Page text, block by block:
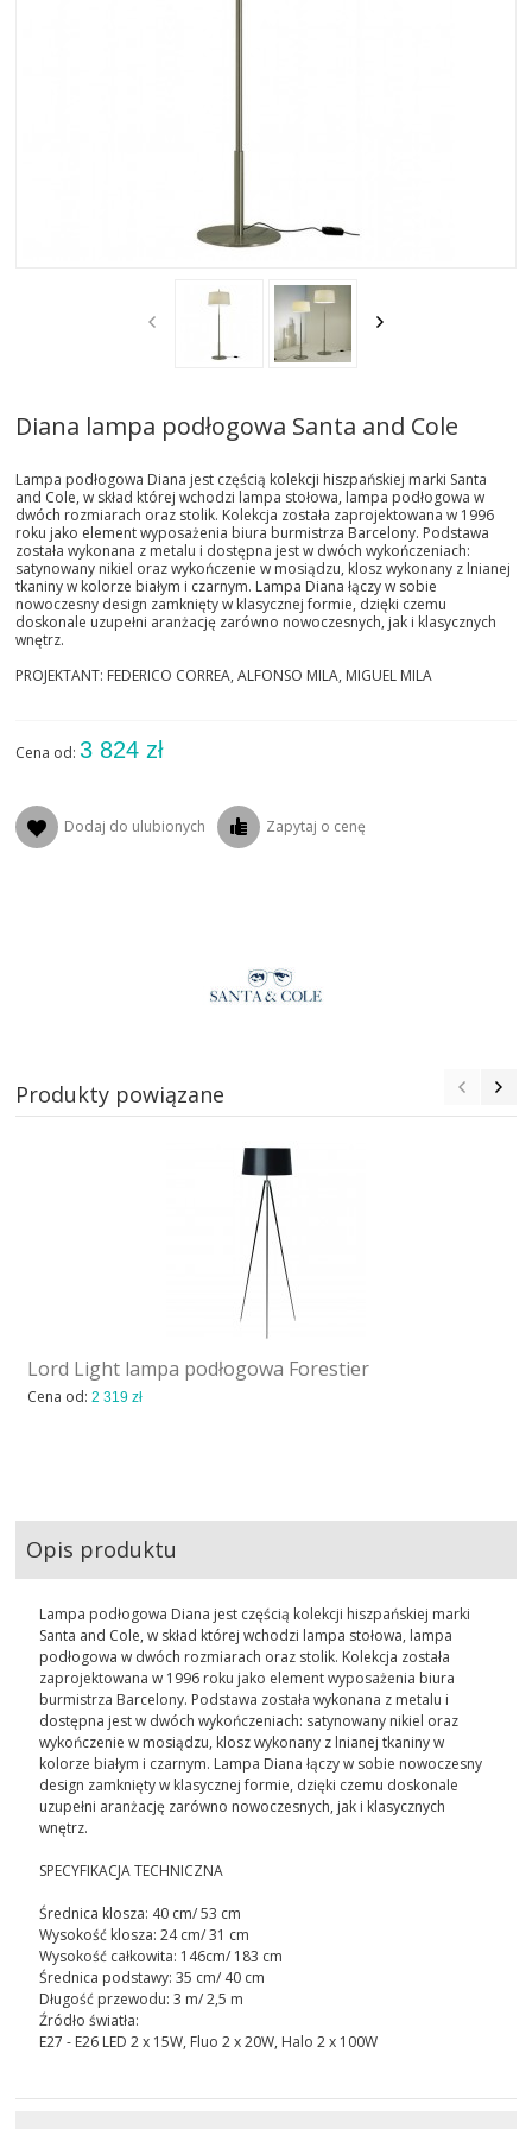
Diana lampa podłogowa Santa and Cole
Lampa podłogowa Diana jest częścią kolekcji hiszpańskiej marki Santa
and Cole, w skład której wchodzi lampa stołowa, lampa podłogowa w
dwóch rozmiarach oraz stolik. Kolekcja została zaprojektowana w 1996
roku jako element wyposażenia biura burmistrza Barcelony. Podstawa
została wykonana z metalu i dostępna jest w dwóch wykończeniach:
satynowany nikiel oraz wykończenie w mosiądzu, klosz wykonany z lnianej
tkaniny w kolorze białym i czarnym. Lampa Diana łączy w sobie
nowoczesny design zamknięty w klasycznej formie, dzięki czemu
doskonale uzupełni aranżację zarówno nowoczesnych, jak i klasycznych
wnętrz.
PROJEKTANT: FEDERICO CORREA, ALFONSO MILA, MIGUEL MILA
Cena od:3 824 zł
Dodaj do ulubionych Zapytaj o cenę
Produkty powiązane
Lord Light lampa podłogowa Forestier
Cena od:2 319 zł
Opis produktu
Lampa podłogowa Diana jest częścią kolekcji hiszpańskiej marki
Santa and Cole, w skład której wchodzi lampa stołowa, lampa
podłogowa w dwóch rozmiarach oraz stolik. Kolekcja została
zaprojektowana w 1996 roku jako element wyposażenia biura
burmistrza Barcelony. Podstawa została wykonana z metalu i
dostępna jest w dwóch wykończeniach: satynowany nikiel oraz
wykończenie w mosiądzu, klosz wykonany z lnianej tkaniny w
kolorze białym i czarnym. Lampa Diana łączy w sobie nowoczesny
design zamknięty w klasycznej formie, dzięki czemu doskonale
uzupełni aranżację zarówno nowoczesnych, jak i klasycznych
wnętrz.
SPECYFIKACJA TECHNICZNA
Średnica klosza: 40 cm/ 53 cm
Wysokość klosza: 24 cm/ 31 cm
Wysokość całkowita: 146cm/ 183 cm
Średnica podstawy: 35 cm/ 40 cm
Długość przewodu: 3 m/ 2,5 m
Źródło światła:
E27 - E26 LED 2 x 15W, Fluo 2 x 20W, Halo 2 x 100W